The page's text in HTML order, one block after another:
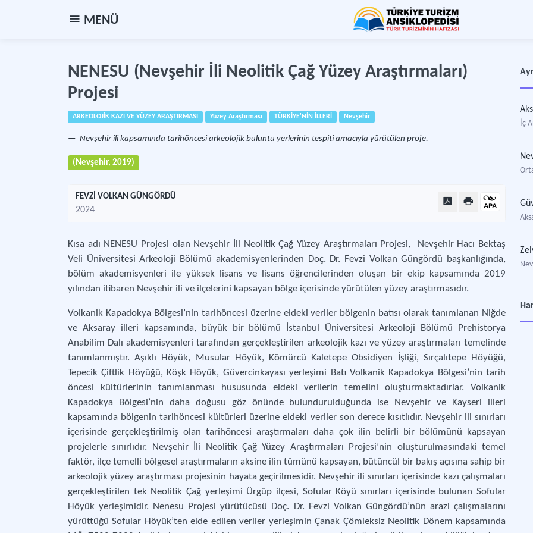
MENÜ
NENESU (Nevşehir İli Neolitik Çağ Yüzey Araştırmaları)
Projesi
ARKEOLOJİK KAZI VE YÜZEY ARAŞTIRMASI Yüzey Araştırması TÜRKİYE'NİN İLLERİ Nevşehir
Nevşehir ili kapsamında tarihöncesi arkeolojik buluntu yerlerinin tespiti amacıyla yürütülen proje.
(Nevşehir, 2019)
FEVZİ VOLKAN GÜNGÖRDÜ
2024
Kısa adı NENESU Projesi olan Nevşehir İli Neolitik Çağ Yüzey Araştırmaları Projesi, Nevşehir Hacı Bektaş
Veli Üniversitesi Arkeoloji Bölümü akademisyenlerinden Doç. Dr. Fevzi Volkan Güngördü başkanlığında,
bölüm akademisyenleri ile yüksek lisans ve lisans öğrencilerinden oluşan bir ekip kapsamında 2019
yılından itibaren Nevşehir ili ve ilçelerini kapsayan bölge içerisinde yürütülen yüzey araştırmasıdır.
Volkanik Kapadokya Bölgesi’nin tarihöncesi üzerine eldeki veriler bölgenin batısı olarak tanımlanan Niğde
ve Aksaray illeri kapsamında, büyük bir bölümü İstanbul Üniversitesi Arkeoloji Bölümü Prehistorya
Anabilim Dalı akademisyenleri tarafından gerçekleştirilen arkeolojik kazı ve yüzey araştırmaları temelinde
tanımlanmıştır. Aşıklı Höyük, Musular Höyük, Kömürcü Kaletepe Obsidiyen İşliği, Sırçalıtepe Höyüğü,
Tepecik Çiftlik Höyüğü, Köşk Höyük, Güvercinkayası yerleşimi Batı Volkanik Kapadokya Bölgesi’nin tarih
öncesi kültürlerinin tanımlanması hususunda eldeki verilerin temelini oluşturmaktadırlar. Volkanik
Kapadokya Bölgesi’nin daha doğusu göz önünde bulundurulduğunda ise Nevşehir ve Kayseri illeri
kapsamında bölgenin tarihöncesi kültürleri üzerine eldeki veriler son derece kısıtlıdır. Nevşehir ili sınırları
içerisinde gerçekleştirilmiş olan tarihöncesi araştırmaları daha çok ilin belirli bir bölümünü kapsayan
projelerle sınırlıdır. Nevşehir İli Neolitik Çağ Yüzey Araştırmaları Projesi’nin oluşturulmasındaki temel
faktör, ilçe temelli bölgesel araştırmaların aksine ilin tümünü kapsayan, bütüncül bir bakış açısına sahip bir
arkeolojik yüzey araştırması projesinin hayata geçirilmesidir. Nevşehir ili sınırları içerisinde kazı çalışmaları
gerçekleştirilen tek Neolitik Çağ yerleşimi Ürgüp ilçesi, Sofular Köyü sınırları içerisinde bulunan Sofular
Höyük yerleşimidir. Nenesu Projesi yürütücüsü Doç. Dr. Fevzi Volkan Güngördü’nün arazi çalışmalarını
yürüttüğü Sofular Höyük’ten elde edilen veriler yerleşimin Çanak Çömleksiz Neolitik Dönem kapsamında
İç